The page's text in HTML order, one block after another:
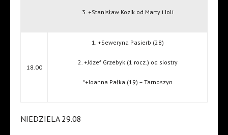
3. +Stanisław Kozik od Marty i Joli
18.00
1. +Seweryna Pasierb (28)
2. +Józef Grzebyk (1 rocz.) od siostry
*+Joanna Pałka (19) – Tarnoszyn
NIEDZIELA 29.08